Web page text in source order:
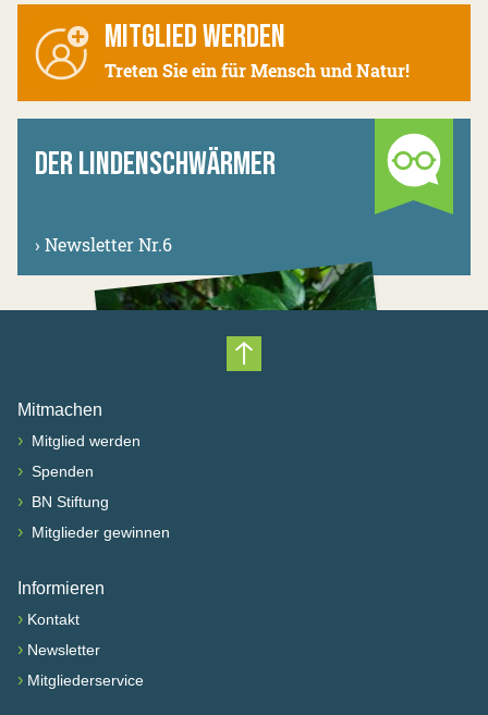
MITGLIED WERDEN
Treten Sie ein für Mensch und Natur!
DER LINDENSCHWÄRMER
› Newsletter Nr.6
Nach oben scrollen
Mitmachen
› Mitglied werden
› Spenden
› BN Stiftung
› Mitglieder gewinnen
Informieren
› Kontakt
› Newsletter
› Mitgliederservice